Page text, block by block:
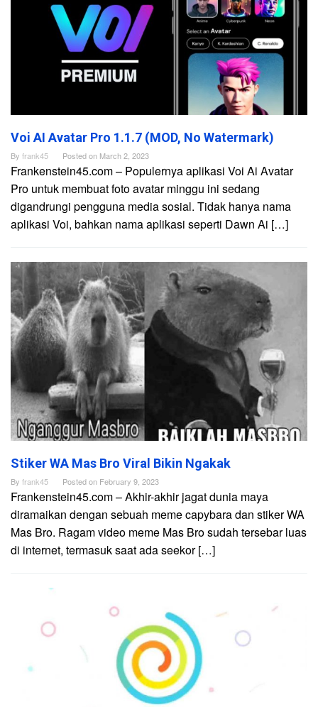
Voi AI Avatar Pro 1.1.7 (MOD, No Watermark)
By frank45 Posted on March 2, 2023
Frankenstein45.com – Populernya aplikasi Voi Ai Avatar
Pro untuk membuat foto avatar minggu ini sedang
digandrungi pengguna media sosial. Tidak hanya nama
aplikasi Voi, bahkan nama aplikasi seperti Dawn Ai […]
Stiker WA Mas Bro Viral Bikin Ngakak
By frank45 Posted on February 9, 2023
Frankenstein45.com – Akhir-akhir jagat dunia maya
diramaikan dengan sebuah meme capybara dan stiker WA
Mas Bro. Ragam video meme Mas Bro sudah tersebar luas
di internet, termasuk saat ada seekor […]